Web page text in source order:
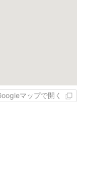
マップで開く